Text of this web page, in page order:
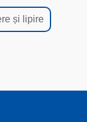
și lipire